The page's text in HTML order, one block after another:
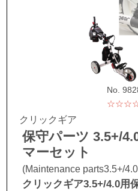
No.
クリックギア
保守パーツ 3.5+/
マーセット
(Maintenance parts3.5+/
クリックギア3.5+/4.0用